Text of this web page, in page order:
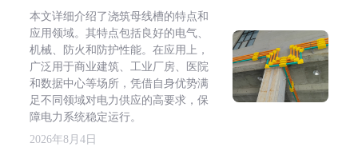
本文详细介绍了浇筑母线槽的特点和
应用领域。其特点包括良好的电气、
机械、防火和防护性能。在应用上，
广泛用于商业建筑、工业厂房、医院
和数据中心等场所，凭借自身优势满
足不同领域对电力供应的高要求，保
障电力系统稳定运行。
2026年8月4日